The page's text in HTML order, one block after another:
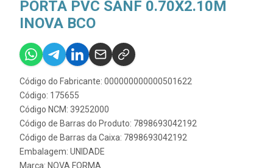
PORTA PVC SANF 0.70X2.10M
INOVA BCO
Código do Fabricante: 000000000000501622
Código: 175655
Código NCM: 39252000
Código de Barras do Produto: 7898693042192
Código de Barras da Caixa: 7898693042192
Embalagem: UNIDADE
Marca: NOVA FORMA